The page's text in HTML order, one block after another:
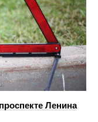
Ленина